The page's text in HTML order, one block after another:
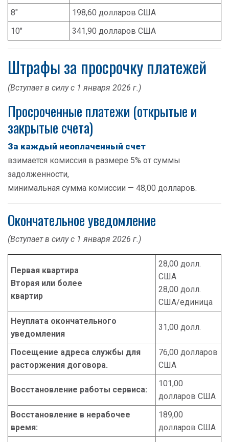
8"
198,60 долларов США
10"
341,90 долларов США
Штрафы за просрочку платежей
(Вступает в силу с 1 января 2026 г.)
Просроченные платежи (открытые и
закрытые счета)
За каждый неоплаченный счет
взимается комиссия в размере 5% от суммы
задолженности,
минимальная сумма комиссии — 48,00 долларов.
Окончательное уведомление
(Вступает в силу с 1 января 2026 г.)
Первая квартира
Вторая или более
квартир
28,00 долл.
США
28,00 долл.
США/единица
Неуплата окончательного
уведомления
31,00 долл.
Посещение адреса службы для
расторжения договора.
76,00 долларов
США
Восстановление работы сервиса:
101,00
долларов США
Восстановление в нерабочее
время:
189,00
долларов США